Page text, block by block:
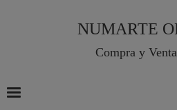
NUMARTE
Compra y